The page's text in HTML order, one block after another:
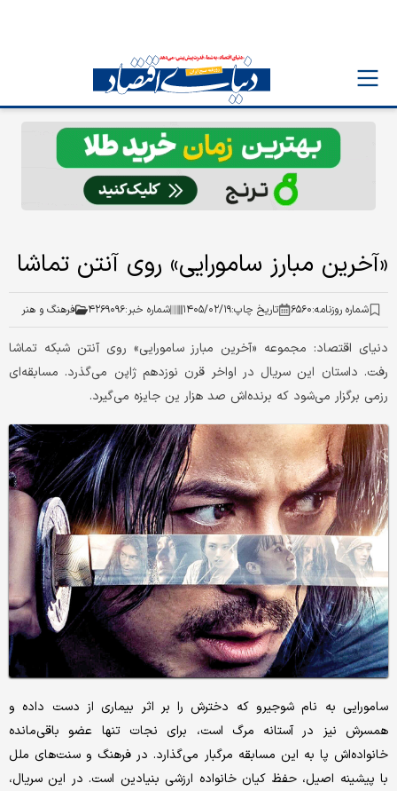
«آخرین مبارز سامورایی» روی آنتن تماشا
شماره روزنامه:۶۵۶۰ تاریخ چاپ:۱۴۰۵/۰۲/۱۹ شماره خبر:۴۲۶۹۰۹۶ فرهنگ و هنر
دنیای اقتصاد: مجموعه «آخرین مبارز سامورایی» روی آنتن شبکه تماشا
رفت. داستان این سریال در اواخر قرن نوزدهم ژاپن می‌گذرد. مسابقه‌ای
رزمی برگزار می‌شود که برنده‌اش صد هزار ین جایزه می‌گیرد.
سامورایی به نام شوجیرو که دخترش را بر اثر بیماری از دست داده و
همسرش نیز در آستانه مرگ است، برای نجات تنها عضو باقی‌مانده
خانواده‌اش پا به این مسابقه مرگبار می‌گذارد. در فرهنگ و سنت‌های ملل
با پیشینه اصیل، حفظ کیان خانواده ارزشی بنیادین است. در این سریال،